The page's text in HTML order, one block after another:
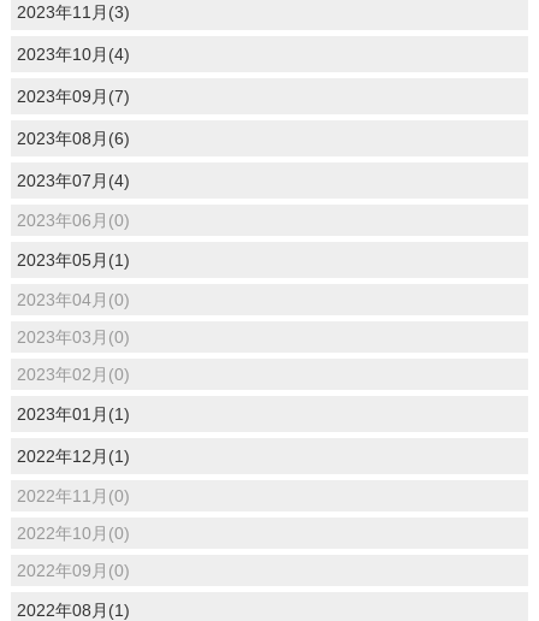
2023年11月(3)
2023年10月(4)
2023年09月(7)
2023年08月(6)
2023年07月(4)
2023年06月(0)
2023年05月(1)
2023年04月(0)
2023年03月(0)
2023年02月(0)
2023年01月(1)
2022年12月(1)
2022年11月(0)
2022年10月(0)
2022年09月(0)
2022年08月(1)